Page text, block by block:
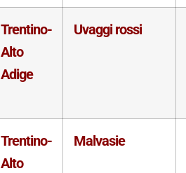
Trentino-
Alto
Adige
Uvaggi rossi
Trentino-
Alto
Malvasie